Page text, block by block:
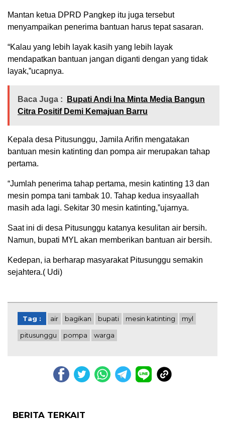
Mantan ketua DPRD Pangkep itu juga tersebut
menyampaikan penerima bantuan harus tepat sasaran.
“Kalau yang lebih layak kasih yang lebih layak
mendapatkan bantuan jangan diganti dengan yang tidak
layak,”ucapnya.
Baca Juga :
Bupati Andi Ina Minta Media Bangun
Citra Positif Demi Kemajuan Barru
Kepala desa Pitusunggu, Jamila Arifin mengatakan
bantuan mesin katinting dan pompa air merupakan tahap
pertama.
“Jumlah penerima tahap pertama, mesin katinting 13 dan
mesin pompa tani tambak 10. Tahap kedua insyaallah
masih ada lagi. Sekitar 30 mesin katinting,”ujarnya.
Saat ini di desa Pitusunggu katanya kesulitan air bersih.
Namun, bupati MYL akan memberikan bantuan air bersih.
Kedepan, ia berharap masyarakat Pitusunggu semakin
sejahtera.( Udi)
Tag : air bagikan bupati mesin katinting myl
pitusunggu pompa warga
BERITA TERKAIT